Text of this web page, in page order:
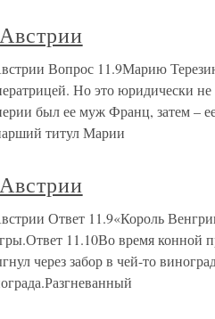
Вопрос 11.9Марию
Но это юридически
был ее муж Франц, затем –
титул Марии
Ответ 11.9«Король
11.10Во время конной
через забор в чей-то